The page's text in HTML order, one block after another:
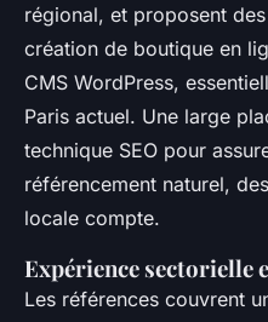
régional, et proposent
création de boutique en
CMS WordPress,
Paris actuel. Une large
technique SEO pour
référencement naturel,
locale compte.
Expérience sectorielle
Les références couvrent